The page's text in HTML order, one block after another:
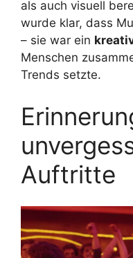
als auch visuell
wurde klar, dass
– sie war ein
Menschen
Trends setzte.
Auftritte